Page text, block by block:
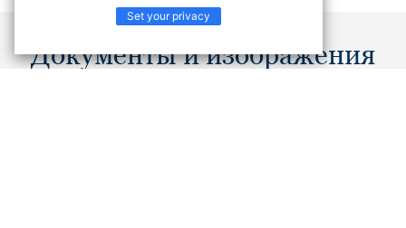
Документы и изображения
Set your privacy